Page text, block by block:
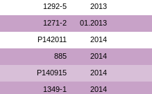
1292-5 2013
1271-2 01.2013
P142011 2014
885 2014
P140915 2014
1349-1 2014